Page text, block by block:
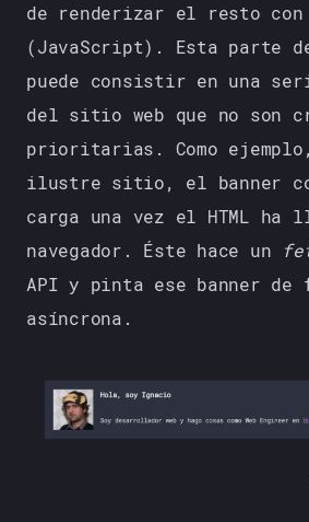
de renderizar el resto con
(JavaScript). Esta parte
puede consistir en una
del sitio web que no son
prioritarias. Como
ilustre sitio, el banner
carga una vez el HTML ha
navegador. Éste hace un
API y pinta ese banner de
asíncrona.